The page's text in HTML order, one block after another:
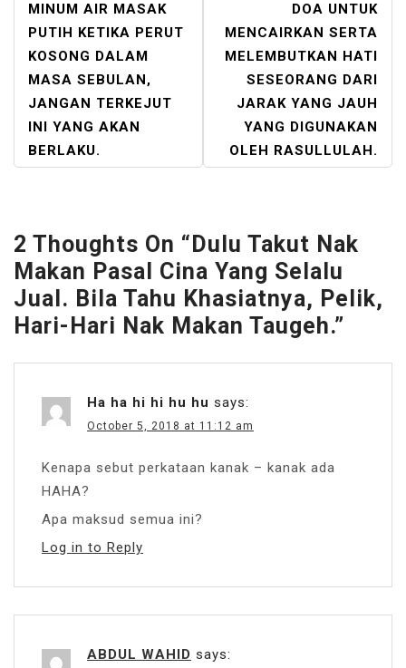
POST
NAVIGATION
MINUM AIR MASAK
PUTIH KETIKA PERUT
KOSONG DALAM
MASA SEBULAN,
JANGAN TERKEJUT
INI YANG AKAN
BERLAKU.
DOA UNTUK
MENCAIRKAN SERTA
MELEMBUTKAN HATI
SESEORANG DARI
JARAK YANG JAUH
YANG DIGUNAKAN
OLEH RASULLULAH.
2 Thoughts On “ Dulu Takut Nak
Makan Pasal Cina Yang Selalu
Jual. Bila Tahu Khasiatnya, Pelik,
Hari-Hari Nak Makan Taugeh.”
Ha ha hi hi hu hu says:
October 5, 2018 at 11:12 am
Kenapa sebut perkataan kanak – kanak ada
HAHA?
Apa maksud semua ini?
Log in to Reply
ABDUL WAHID says: